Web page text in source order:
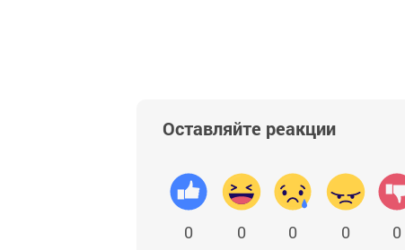
Оставляйте реакции
0 0 0 0 0